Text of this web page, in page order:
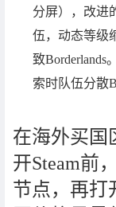
分屏），改进
伍，动态等级
致
索时队伍分散
在海外买国
开Steam前
节点，再打